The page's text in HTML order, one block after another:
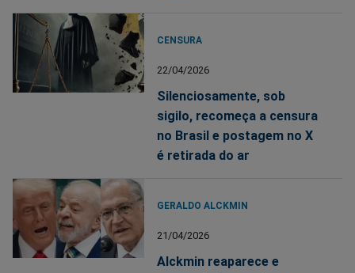
CENSURA
22/04/2026
Silenciosamente, sob
sigilo, recomeça a censura
no Brasil e postagem no X
é retirada do ar
GERALDO ALCKMIN
21/04/2026
Alckmin reaparece e